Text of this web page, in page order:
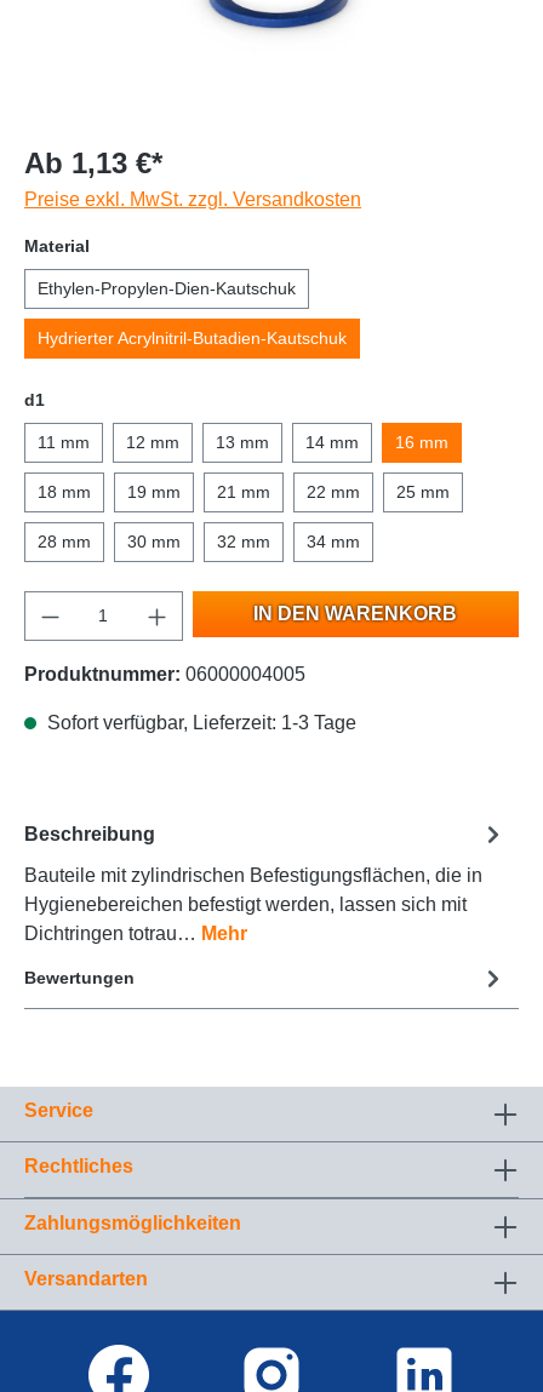
Ab 1,13 €*
Preise exkl. MwSt. zzgl. Versandkosten
Material
Ethylen-Propylen-Dien-Kautschuk
Hydrierter Acrylnitril-Butadien-Kautschuk
d1
11 mm 12 mm 13 mm 14 mm 16 mm
18 mm 19 mm 21 mm 22 mm 25 mm
28 mm 30 mm 32 mm 34 mm
IN DEN WARENKORB
Produktnummer: 06000004005
Sofort verfügbar, Lieferzeit: 1-3 Tage
Beschreibung
Bauteile mit zylindrischen Befestigungsflächen, die in
Hygienebereichen befestigt werden, lassen sich mit
Dichtringen totrau… Mehr
Bewertungen
Service
Rechtliches
Zahlungsmöglichkeiten
Versandarten